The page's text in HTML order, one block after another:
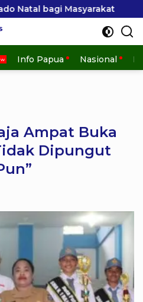
Menteri Nusron
Info Papua Nasional
Ampat Buka
Dipungut